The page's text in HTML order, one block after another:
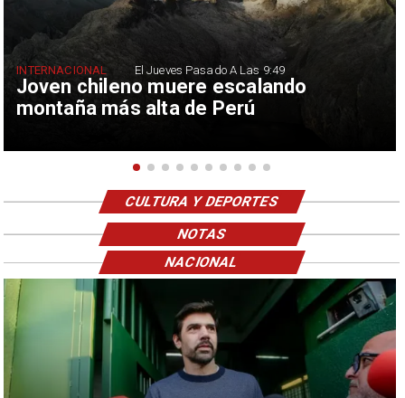
Joven chileno muere escalando
montaña más alta de Perú
INTERNACIONAL El Jueves Pasado A Las 9:49
CULTURA Y DEPORTES
NOTAS
NACIONAL